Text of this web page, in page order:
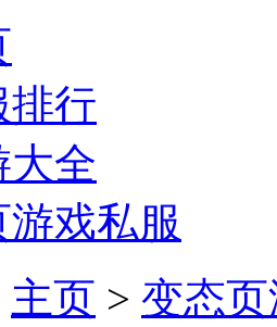
排行
大全
戏私服
主页 > 变态